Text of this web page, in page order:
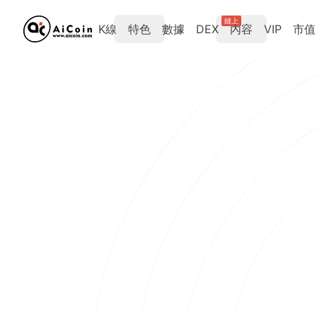
K線 特色 數據 DEX
鏈上
內容 VIP 市值